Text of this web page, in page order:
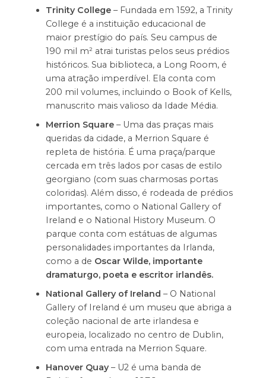
Trinity College– Fundada em 1592, a Trinity
College é a instituição educacional de
maior prestígio do país. Seu campus de
190 mil m² atrai turistas pelos seus prédios
históricos. Sua biblioteca, a Long Room, é
uma atração imperdível. Ela conta com
200 mil volumes, incluindo o Book of Kells,
manuscrito mais valioso da Idade Média.
Merrion Square– Uma das praças mais
queridas da cidade, a Merrion Square é
repleta de história. É uma praça/parque
cercada em três lados por casas de estilo
georgiano (com suas charmosas portas
coloridas). Além disso, é rodeada de prédios
importantes, como o National Gallery of
Ireland e o National History Museum. O
parque conta com estátuas de algumas
personalidades importantes da Irlanda,
como a de Oscar Wilde, importante
dramaturgo, poeta e escritor irlandês.
National Gallery of Ireland – O National
Gallery of Ireland é um museu que abriga a
coleção nacional de arte irlandesa e
europeia, localizado no centro de Dublin,
com uma entrada na Merrion Square.
Hanover Quay– U2 é uma banda de